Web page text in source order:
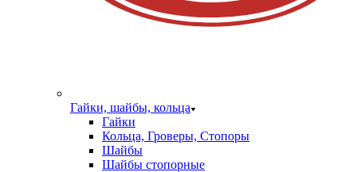
Гайки, шайбы, кольца
Гайки
Кольца, Гроверы, Стопоры
Шайбы
Шайбы стопорные